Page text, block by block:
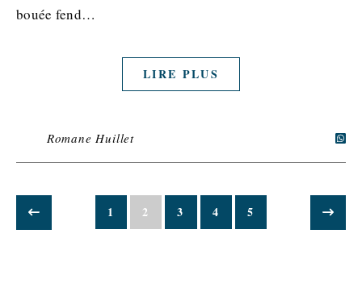
bouée fend…
LIRE PLUS
Romane Huillet
1 2 3 4 5